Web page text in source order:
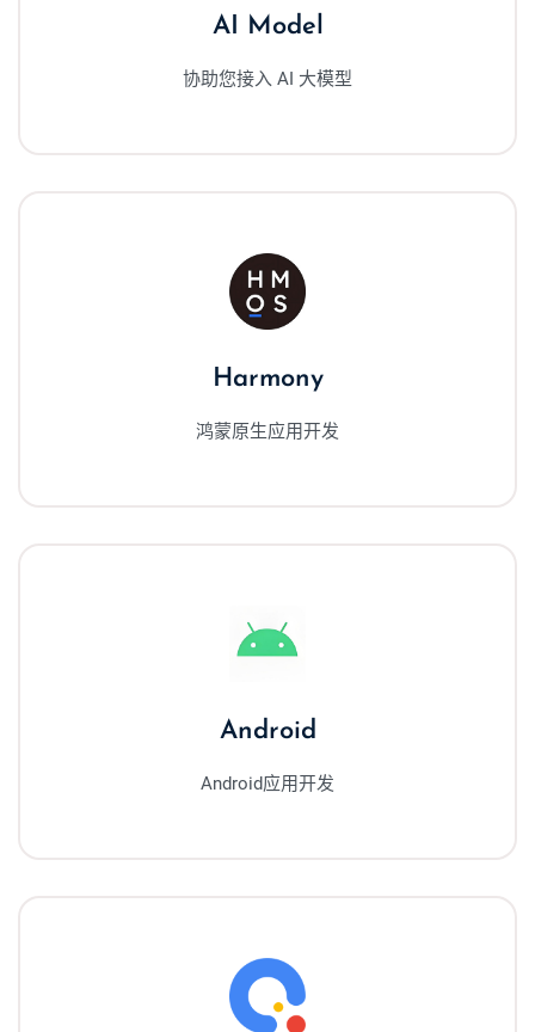
AI Model
协助您接入 AI 大模型
Harmony
鸿蒙原生应用开发
Android
Android应用开发